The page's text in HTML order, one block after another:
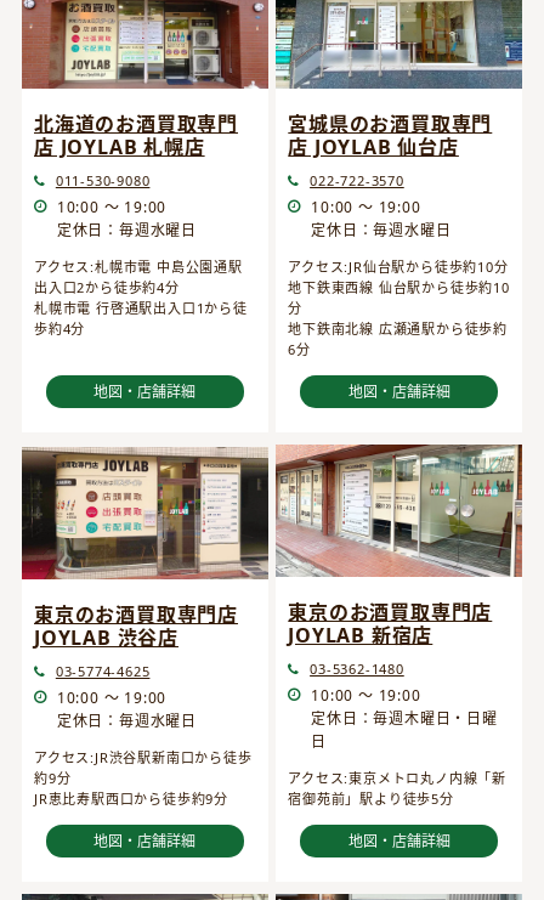
北海道のお酒買取専門
店 JOYLAB 札幌店
011-530-9080
10:00 ～ 19:00
定休日：毎週水曜日
アクセス:札幌市電 中島公園通駅
出入口2から徒歩約4分
札幌市電 行啓通駅出入口1から徒
歩約4分
地図・店舗詳細
宮城県のお酒買取専門
店 JOYLAB 仙台店
022-722-3570
10:00 ～ 19:00
定休日：毎週水曜日
アクセス:JR仙台駅から徒歩約10分
地下鉄東西線 仙台駅から徒歩約10
分
地下鉄南北線 広瀬通駅から徒歩約
6分
地図・店舗詳細
東京のお酒買取専門店
JOYLAB 渋谷店
03-5774-4625
10:00 ～ 19:00
定休日：毎週水曜日
アクセス:JR渋谷駅新南口から徒歩
約9分
JR恵比寿駅西口から徒歩約9分
地図・店舗詳細
東京のお酒買取専門店
JOYLAB 新宿店
03-5362-1480
10:00 ～ 19:00
定休日：毎週木曜日・日曜
日
アクセス:東京メトロ丸ノ内線「新
宿御苑前」駅より徒歩5分
地図・店舗詳細